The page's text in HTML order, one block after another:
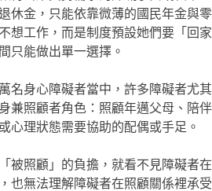
休金，只能依靠微薄的國民年金與零
想工作，而是制度預設她們要「回家
只能做出單一選擇。
名身心障礙者當中，許多障礙者尤其
兼照顧者角色：照顧年邁父母、陪伴
心理狀態需要協助的配偶或手足。
被照顧」的負擔，就看不見障礙者在
也無法理解障礙者在照顧關係裡承受